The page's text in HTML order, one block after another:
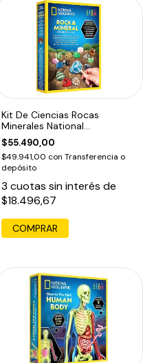
Kit De Ciencias Rocas
Minerales National
Geographic Stem
$55.490,00
$49.941,00 con Transferencia o
depósito
3 cuotas sin interés de
$18.496,67